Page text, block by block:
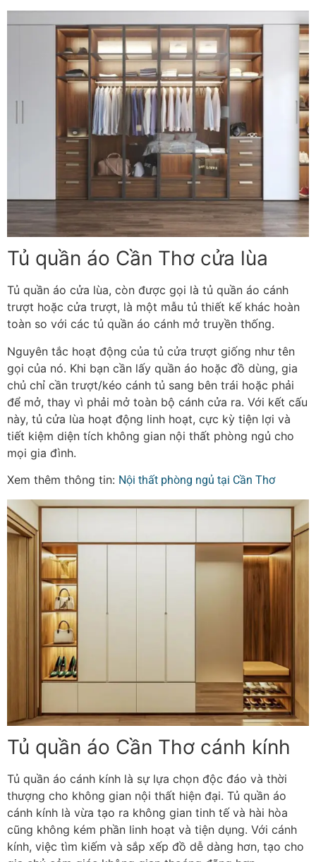
Tủ quần áo Cần Thơ cửa lùa
Tủ quần áo cửa lùa, còn được gọi là tủ quần áo cánh
trượt hoặc cửa trượt, là một mẫu tủ thiết kế khác hoàn
toàn so với các tủ quần áo cánh mở truyền thống.
Nguyên tắc hoạt động của tủ cửa trượt giống như tên
gọi của nó. Khi bạn cần lấy quần áo hoặc đồ dùng, gia
chủ chỉ cần trượt/kéo cánh tủ sang bên trái hoặc phải
để mở, thay vì phải mở toàn bộ cánh cửa ra. Với kết cấu
này, tủ cửa lùa hoạt động linh hoạt, cực kỳ tiện lợi và
tiết kiệm diện tích không gian nội thất phòng ngủ cho
mọi gia đình.
Xem thêm thông tin: Nội thất phòng ngủ tại Cần Thơ
Tủ quần áo Cần Thơ cánh kính
Tủ quần áo cánh kính là sự lựa chọn độc đáo và thời
thượng cho không gian nội thất hiện đại. Tủ quần áo
cánh kính là vừa tạo ra không gian tinh tế và hài hòa
cũng không kém phần linh hoạt và tiện dụng. Với cánh
kính, việc tìm kiếm và sắp xếp đồ dễ dàng hơn, tạo cho